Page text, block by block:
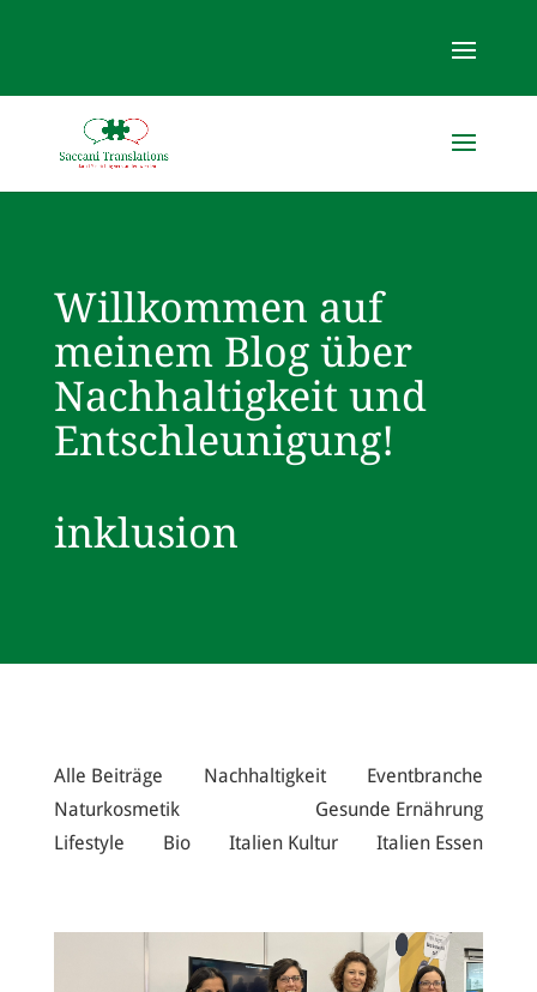
Willkommen auf
meinem Blog über
Nachhaltigkeit und
Entschleunigung!
inklusion
Alle Beiträge Nachhaltigkeit
Eventbranche
Naturkosmetik
Gesunde Ernährung
Lifestyle
Bio Italien Kultur Italien Essen